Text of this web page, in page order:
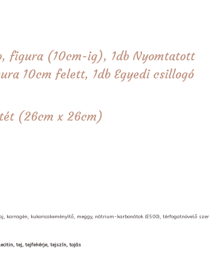
figura (10cm-ig), 1db Nyomtatott
10cm felett, 1db Egyedi csillogó
(26cm x 26cm)
karragén, kukoricakeményítő, meggy, nátrium-karbonátok (E500), térfogatnövelő szer
tej, tejfehérje, tejszín, tojás